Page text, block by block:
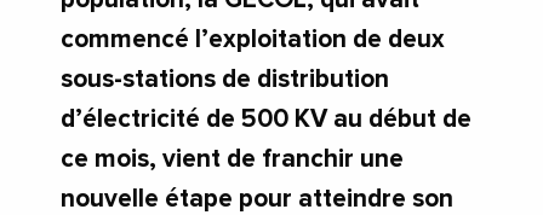
commencé l’exploitation de deux
sous-stations de distribution
d’électricité de 500 KV au début de
ce mois, vient de franchir une
nouvelle étape pour atteindre son